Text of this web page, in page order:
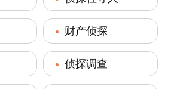
财产侦探
侦探调查